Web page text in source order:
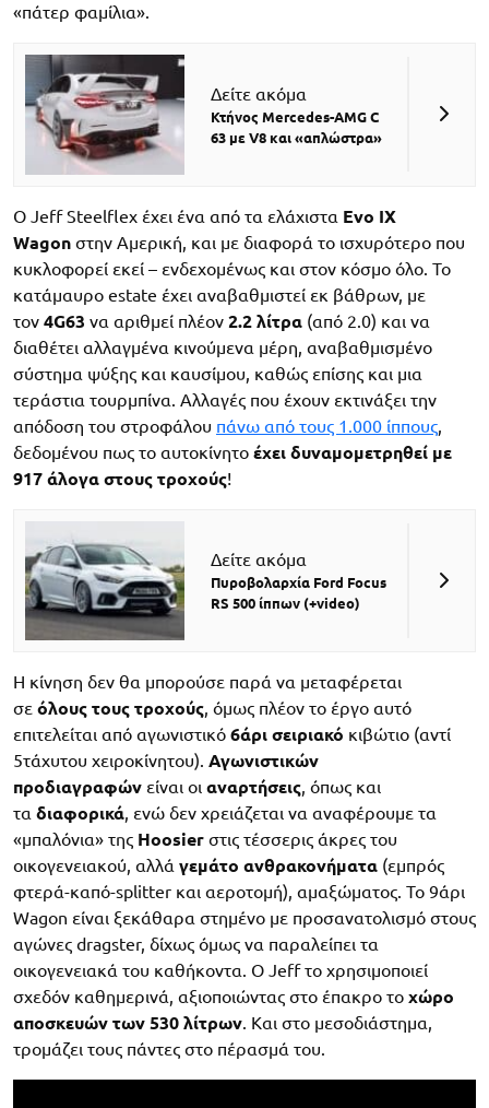
«πάτερ φαμίλια».
Δείτε ακόμα
Κτήνος Mercedes-AMG C
63 με V8 και «απλώστρα»
Ο Jeff Steelflex έχει ένα από τα ελάχιστα Evo IX
Wagon στην Αμερική, και με διαφορά το ισχυρότερο που
κυκλοφορεί εκεί – ενδεχομένως και στον κόσμο όλο. Το
κατάμαυρο estate έχει αναβαθμιστεί εκ βάθρων, με
τον 4G63 να αριθμεί πλέον 2.2 λίτρα (από 2.0) και να
διαθέτει αλλαγμένα κινούμενα μέρη, αναβαθμισμένο
σύστημα ψύξης και καυσίμου, καθώς επίσης και μια
τεράστια τουρμπίνα. Αλλαγές που έχουν εκτινάξει την
απόδοση του στροφάλου πάνω από τους 1.000 ίππους
δεδομένου πως το αυτοκίνητο έχει δυναμομετρηθεί με
917 άλογα στους τροχούς!
Δείτε ακόμα
Πυροβολαρχία Ford Focus
RS 500 ίππων (+video)
Η κίνηση δεν θα μπορούσε παρά να μεταφέρεται
σε όλους τους τροχούς, όμως πλέον το έργο αυτό
επιτελείται από αγωνιστικό 6άρι σειριακό κιβώτιο (αντί
5τάχυτου χειροκίνητου). Αγωνιστικών
προδιαγραφών είναι οι αναρτήσεις, όπως και
τα διαφορικά, ενώ δεν χρειάζεται να αναφέρουμε τα
«μπαλόνια» της Hoosier στις τέσσερις άκρες του
οικογενειακού, αλλά γεμάτο ανθρακονήματα (εμπρός
φτερά-καπό-splitter και αεροτομή), αμαξώματος. Το 9άρι
Wagon είναι ξεκάθαρα στημένο με προσανατολισμό στους
αγώνες dragster, δίχως όμως να παραλείπει τα
οικογενειακά του καθήκοντα. Ο Jeff το χρησιμοποιεί
σχεδόν καθημερινά, αξιοποιώντας στο έπακρο το χώρο
αποσκευών των 530 λίτρων. Και στο μεσοδιάστημα,
τρομάζει τους πάντες στο πέρασμά του.